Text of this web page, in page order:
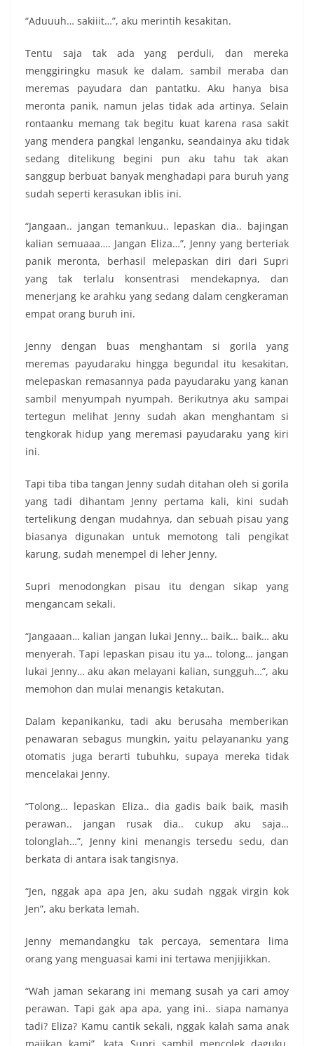
“Aduuuh… sakiiit…”, aku merintih kesakitan.
Tentu saja tak ada yang perduli, dan mereka
menggiringku masuk ke dalam, sambil meraba dan
meremas payudara dan pantatku. Aku hanya bisa
meronta panik, namun jelas tidak ada artinya. Selain
rontaanku memang tak begitu kuat karena rasa sakit
yang mendera pangkal lenganku, seandainya aku tidak
sedang ditelikung begini pun aku tahu tak akan
sanggup berbuat banyak menghadapi para buruh yang
sudah seperti kerasukan iblis ini.
“Jangaan.. jangan temankuu.. lepaskan dia.. bajingan
kalian semuaaa…. Jangan Eliza…”, Jenny yang berteriak
panik meronta, berhasil melepaskan diri dari Supri
yang tak terlalu konsentrasi mendekapnya, dan
menerjang ke arahku yang sedang dalam cengkeraman
empat orang buruh ini.
Jenny dengan buas menghantam si gorila yang
meremas payudaraku hingga begundal itu kesakitan,
melepaskan remasannya pada payudaraku yang kanan
sambil menyumpah nyumpah. Berikutnya aku sampai
tertegun melihat Jenny sudah akan menghantam si
tengkorak hidup yang meremasi payudaraku yang kiri
ini.
Tapi tiba tiba tangan Jenny sudah ditahan oleh si gorila
yang tadi dihantam Jenny pertama kali, kini sudah
tertelikung dengan mudahnya, dan sebuah pisau yang
biasanya digunakan untuk memotong tali pengikat
karung, sudah menempel di leher Jenny.
Supri menodongkan pisau itu dengan sikap yang
mengancam sekali.
“Jangaaan… kalian jangan lukai Jenny… baik… baik… aku
menyerah. Tapi lepaskan pisau itu ya… tolong… jangan
lukai Jenny… aku akan melayani kalian, sungguh…”, aku
memohon dan mulai menangis ketakutan.
Dalam kepanikanku, tadi aku berusaha memberikan
penawaran sebagus mungkin, yaitu pelayananku yang
otomatis juga berarti tubuhku, supaya mereka tidak
mencelakai Jenny.
“Tolong… lepaskan Eliza.. dia gadis baik baik, masih
perawan.. jangan rusak dia.. cukup aku saja…
tolonglah…”, Jenny kini menangis tersedu sedu, dan
berkata di antara isak tangisnya.
“Jen, nggak apa apa Jen, aku sudah nggak virgin kok
Jen”, aku berkata lemah.
Jenny memandangku tak percaya, sementara lima
orang yang menguasai kami ini tertawa menjijikkan.
“Wah jaman sekarang ini memang susah ya cari amoy
perawan. Tapi gak apa apa, yang ini.. siapa namanya
tadi? Eliza? Kamu cantik sekali, nggak kalah sama anak